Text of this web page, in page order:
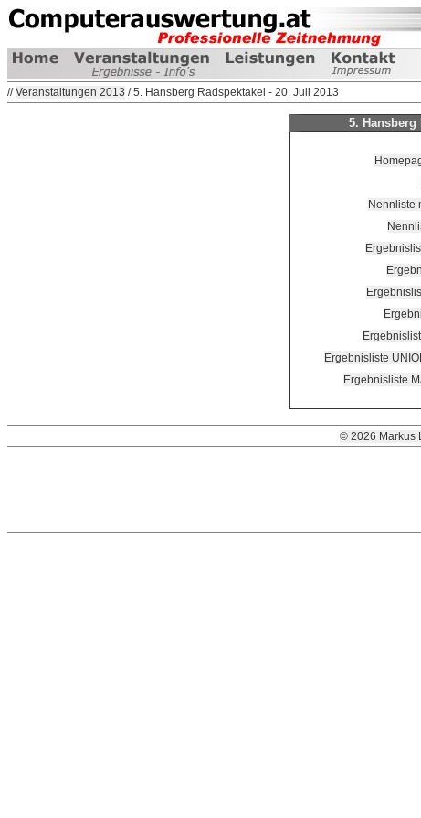
//Veranstaltungen 2013 / 5. Hansberg Radspektakel - 20. Juli 2013
5. Hansberg
Nennliste
Ergebnisliste
Ergebnisliste
© 2026 Markus